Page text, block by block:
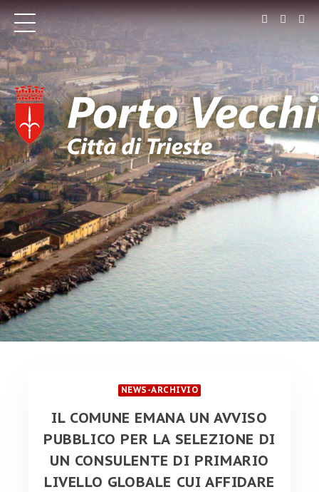
NEWS-ARCHIVIO
IL COMUNE EMANA UN AVVISO
PUBBLICO PER LA SELEZIONE DI
UN CONSULENTE DI PRIMARIO
LIVELLO GLOBALE CUI AFFIDARE